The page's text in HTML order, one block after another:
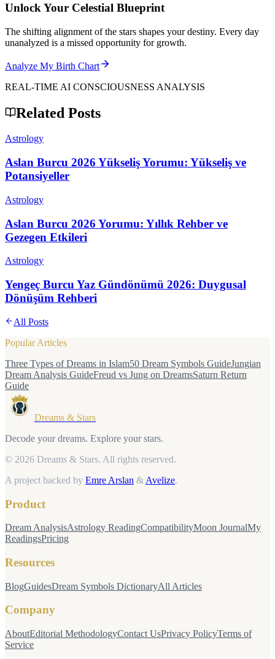
Unlock Your Celestial Blueprint
The shifting alignment of the stars shapes your destiny. Every day
unanalyzed is a missed opportunity for growth.
Analyze My Birth Chart
REAL-TIME AI CONSCIOUSNESS ANALYSIS
Related Posts
Astrology
Aslan Burcu 2026 Yükseliş Yorumu: Yükseliş ve
Potansiyeller
Astrology
Aslan Burcu 2026 Yorumu: Yıllık Rehber ve
Gezegen Etkileri
Astrology
Yengeç Burcu Yaz Gündönümü 2026: Duygusal
Dönüşüm Rehberi
All Posts
Popular Articles
Three Types of Dreams in Islam50 Dream Symbols GuideJungian
Dream Analysis GuideFreud vs Jung on DreamsSaturn Return
Guide
Dreams & Stars
Decode your dreams. Explore your stars.
© 2026 Dreams & Stars. All rights reserved.
A project backed by Emre Arslan & Avelize.
Product
Dream AnalysisAstrology ReadingCompatibilityMoon JournalMy
ReadingsPricing
Resources
BlogGuidesDream Symbols DictionaryAll Articles
Company
AboutEditorial MethodologyContact UsPrivacy PolicyTerms of
Service